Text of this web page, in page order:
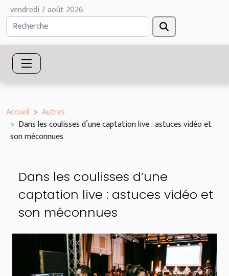
vendredi 7 août 2026
Accueil
Autres
Dans les coulisses d’une captation live : astuces vidéo et
son méconnues
Dans les coulisses d’une
captation live : astuces vidéo et
son méconnues